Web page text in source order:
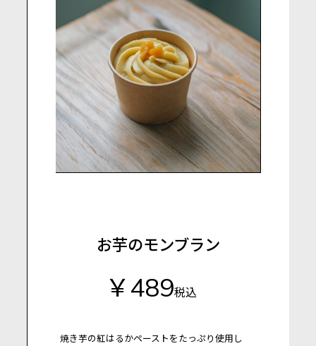
お芋のモンブラン
￥489税込
焼き芋の紅はるかペーストをたっぷり使用し